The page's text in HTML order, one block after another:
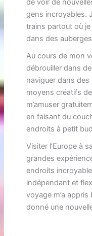
de voir de
gens incroyables.
trains partout où je
dans des
Au cours de mon
débrouiller dans
naviguer dans des
moyens créatifs
m’amuser
en faisant du
endroits à petit
Visiter l’Europe à
grandes
endroits
indépendant et
voyage m’a appris
donné une